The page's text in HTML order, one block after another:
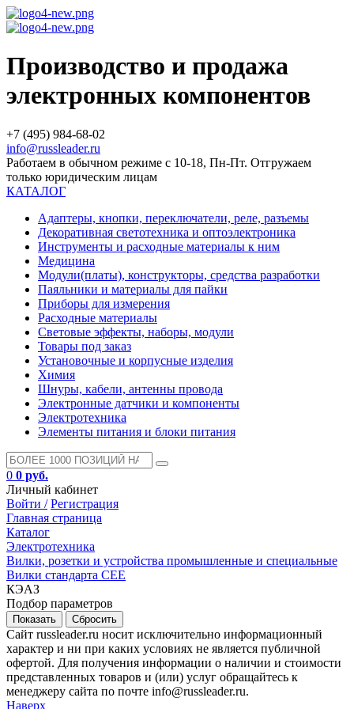
Производство и продажа
электронных компонентов
+7 (495) 984-68-02
info@russleader.ru
Работаем в обычном режиме с 10-18, Пн-Пт. Отгружаем
только юридическим лицам
КАТАЛОГ
Адаптеры, кнопки, переключатели, реле, разъемы
Декоративная светотехника и оптоэлектроника
Инструменты и расходные материалы к ним
Медицина
Модули(платы), конструкторы, средства разработки
Паяльники и материалы для пайки
Приборы для измерения
Расходные материалы
Световые эффекты, наборы, модули
Товары под заказ
Установочные и корпусные изделия
Химия
Шнуры, кабели, антенны провода
Электронные датчики и компоненты
Электротехника
Элементы питания и блоки питания
0 0 руб.
Личный кабинет
Войти / Регистрация
Главная страница
Каталог
Электротехника
Вилки, розетки и устройства промышленные и специальные
Вилки стандарта CEE
КЭАЗ
Подбор параметров
Сайт russleader.ru носит исключительно информационный
характер и ни при каких условиях не является публичной
офертой. Для получения информации о наличии и стоимости
представленных товаров и (или) услуг обращайтесь к
менеджеру сайта по почте info@russleader.ru.
Наверх